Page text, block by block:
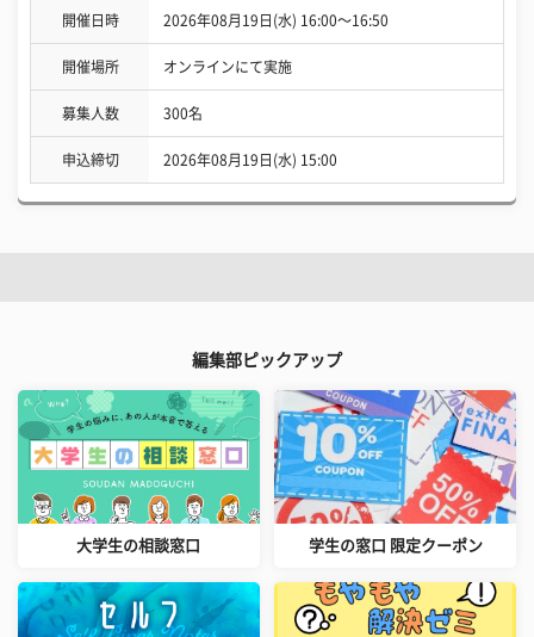
開催日時 2026年08月19日(水) 16:00〜16:50
開催場所 オンラインにて実施
募集人数 300名
申込締切 2026年08月19日(水) 15:00
編集部ピックアップ
大学生の相談窓口 学生の窓口 限定クーポン